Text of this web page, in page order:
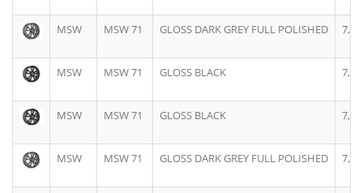
MSW MSW 71 GLOSS DARK GREY FULL POLISHED 7,5J
MSW MSW 71 GLOSS BLACK 7,5J
MSW MSW 71 GLOSS BLACK 7,5J
MSW MSW 71 GLOSS DARK GREY FULL POLISHED 7,5J